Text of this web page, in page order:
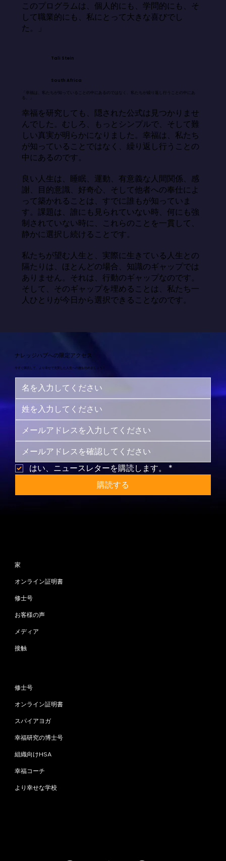
このプログラムは、個人的にも、学問的にも、そ
して職業的にも、私にとって大きな喜びでし
た。」
Tali Stein
South Africa
「幸福は、私たちが知っていることの中にあるのではなく、私たちが繰り返し行うことの中にあ
る。」
幸福を研究しても、隠された公式は見つかりませ
んでした。むしろ、もっとシンプルで、そして難
しい真実が明らかになりました。幸福は、私たち
が知っていることではなく、繰り返し行うことの
中にあるのです。
良い人生は、睡眠、運動、有意義な人間関係、感
謝、目的意識、好奇心、そして他者への奉仕によ
って築かれることは、すでに誰もが知っていま
す。課題は、誰にも見られていない時、何にも強
制されていない時に、これらのことを一貫して、
静かに選択し続けることです。
私たちが望む人生と、実際に生きている人生との
隔たりは、ほとんどの場合、知識のギャップでは
ありません。それは、行動のギャップなのです。
そして、そのギャップを埋めることは、私たち一
人ひとりが今日から選択できることなのです。
ナレッジハブへの限定アクセス
今すぐ購読して、より幸せで充実した人生への旅を始めましょう！
はい、ニュースレターを購読します。
*
購読する
家
オンライン証明書
修士号
お客様の声
メディア
接触
修士号
オンライン証明書
スパイアヨガ
幸福研究の博士号
組織向けHSA
幸福コーチ
より幸せな学校